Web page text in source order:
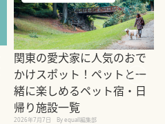
関東の愛犬家に人気のおで
かけスポット！ペットと一
緒に楽しめるペット宿・日
帰り施設一覧
2026年7月7日 By equall編集部